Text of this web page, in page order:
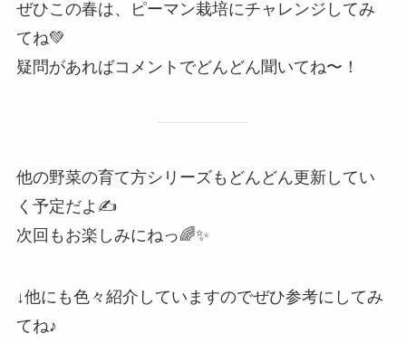
ぜひこの春は、ピーマン栽培にチャレンジしてみ
てね💚
疑問があればコメントでどんどん聞いてね〜！
他の野菜の育て方シリーズもどんどん更新してい
く予定だよ✍️
次回もお楽しみにねっ🌈✨
↓他にも色々紹介していますのでぜひ参考にしてみ
てね♪